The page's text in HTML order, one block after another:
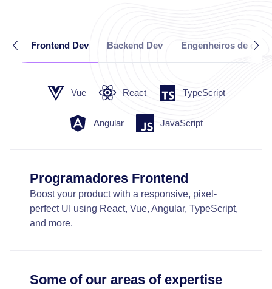
Frontend Dev Backend Dev Engenheiros de
Vue React TypeScript
Angular JavaScript
Programadores Frontend
Boost your product with a responsive, pixel-
perfect UI using React, Vue, Angular, TypeScript,
and more.
Some of our areas of expertise